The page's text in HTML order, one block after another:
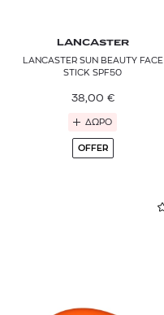
LANCASTER
LANCASTER SUN BEAUTY FACE
STICK SPF50
38,00 €
ΔΩΡΟ
OFFER